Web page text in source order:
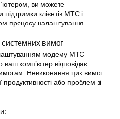
ви можете
клієнтів МТС і
процесу налаштування.
системних вимог
модему МТС
комп’ютер відповідає
Невиконання цих вимог
або проблем зі